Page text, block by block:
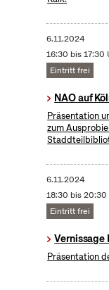
6.11.2024
16:30 bis 17:30
Eintritt frei
NAO auf
Präsentation
zum
6.11.2024
18:30 bis 20:30
Eintritt frei
Vernissage
Präsentation